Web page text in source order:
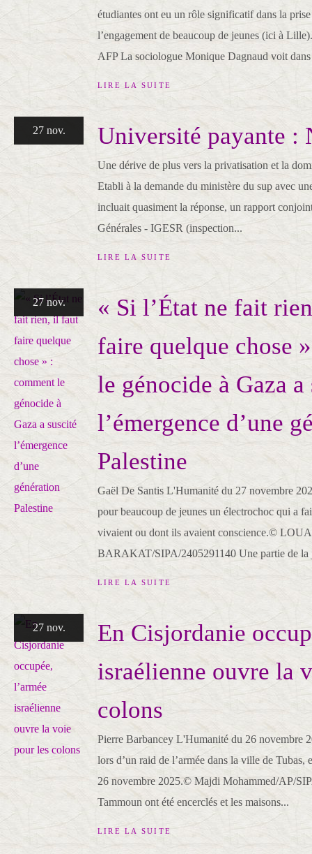
étudiantes ont eu un rôle significatif dans la
l’engagement de beaucoup de jeunes (ici à
AFP La sociologue Monique Dagnaud voit
LIRE LA SUITE
27 nov. Université payante :
Une dérive de plus vers la privatisation et la
Etabli à la demande du ministère du sup avec
incluait quasiment la réponse, un rapport
Générales - IGESR (inspection...
LIRE LA SUITE
27 nov.
« Si l’État ne fait
faire quelque chose
le génocide à Gaza a
l’émergence d’une
Palestine
Gaël De Santis L'Humanité du 27 novembre
pour beaucoup de jeunes un électrochoc qui a
vivaient ou dont ils avaient conscience.©
BARAKAT/SIPA/2405291140 Une partie de la
LIRE LA SUITE
27 nov.
En Cisjordanie
israélienne ouvre la
colons
Pierre Barbancey L'Humanité du 26 novembre
lors d’un raid de l’armée dans la ville de Tubas,
26 novembre 2025.© Majdi Mohammed/AP/
Tammoun ont été encerclés et les maisons...
LIRE LA SUITE